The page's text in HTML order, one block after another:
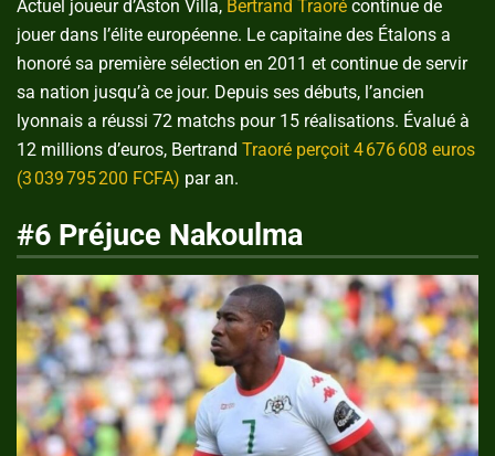
Actuel joueur d’Aston Villa, Bertrand Traoré continue de
jouer dans l’élite européenne. Le capitaine des Étalons a
honoré sa première sélection en 2011 et continue de servir
sa nation jusqu’à ce jour. Depuis ses débuts, l’ancien
lyonnais a réussi 72 matchs pour 15 réalisations. Évalué à
12 millions d’euros, Bertrand Traoré perçoit 4 676 608 euros
(3 039 795 200 FCFA) par an.
#6 Préjuce Nakoulma